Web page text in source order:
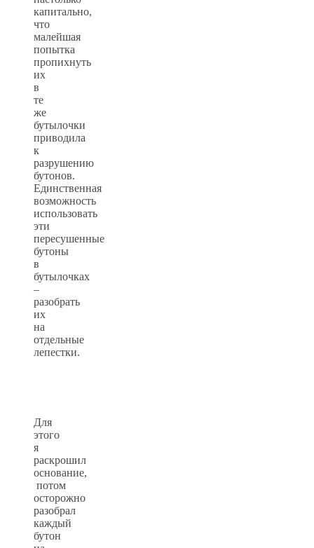
капитально,
что
малейшая
попытка
пропихнуть
их
в
те
же
бутылочки
приводила
к
разрушению
бутонов.
Единственная
возможность
использовать
эти
пересушенные
бутоны
в
бутылочках
–
разобрать
их
на
отдельные
лепестки.
Для
этого
я
раскрошил
основание,
потом
осторожно
разобрал
каждый
бутон